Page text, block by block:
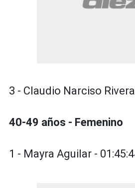
3 - Claudio Narciso
40-49 años - Femenino
1 - Mayra Aguilar -